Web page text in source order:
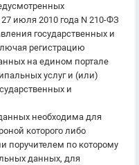
июля 2010 года N 210-ФЗ
государственных и
регистрацию
на едином портале
услуг и (или)
и
необходима для
которого либо
поручителем по которому
данных, для